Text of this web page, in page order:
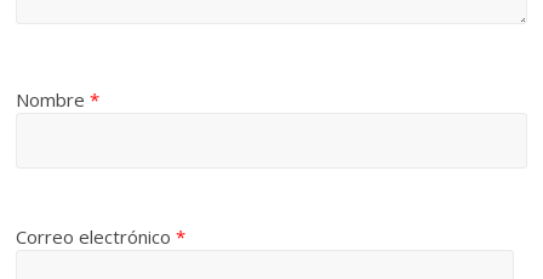
Nombre*
Correo electrónico*